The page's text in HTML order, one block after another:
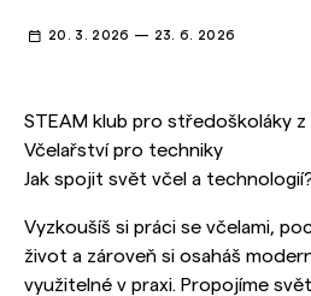
20. 3. 2026 — 23. 6. 2026
STEAM klub pro středoškoláky
Včelařství pro techniky
Jak spojit svět včel a
Vyzkoušíš si práci se včelami,
život a zároveň si osaháš
využitelné v praxi. Propojíme